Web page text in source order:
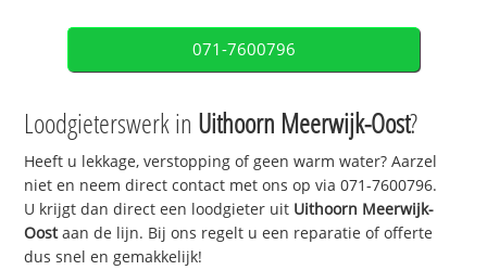
071-7600796
Loodgieterswerk in Uithoorn Meerwijk-Oost?
Heeft u lekkage, verstopping of geen warm water? Aarzel
niet en neem direct contact met ons op via 071-7600796.
U krijgt dan direct een loodgieter uit Uithoorn Meerwijk-
Oostaan de lijn. Bij ons regelt u een reparatie of offerte
dus snel en gemakkelijk!